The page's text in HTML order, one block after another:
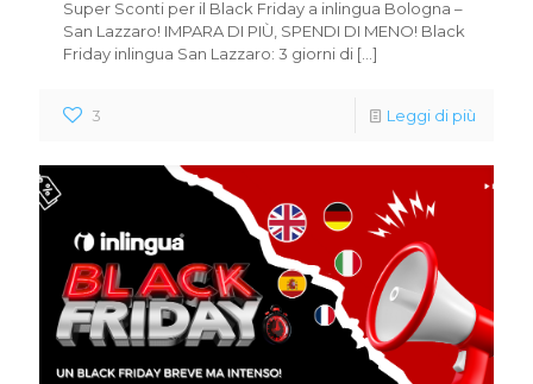
Super Sconti per il Black Friday a inlingua Bologna –
San Lazzaro! IMPARA DI PIÙ, SPENDI DI MENO! Black
Friday inlingua San Lazzaro: 3 giorni di […]
3 Leggi di più